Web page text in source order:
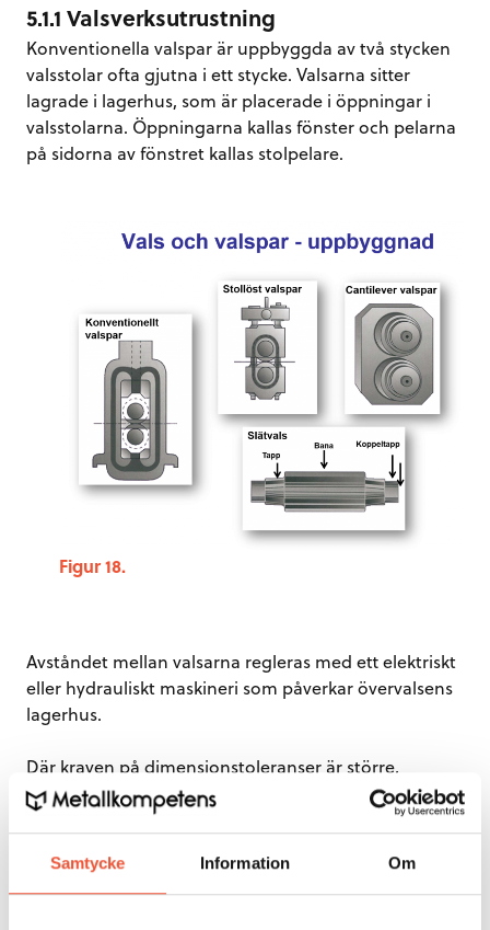
Samtycke Information Om
5.1.1 Valsverksutrustning
Konventionella valspar är uppbyggda av två stycken
valsstolar ofta gjutna i ett stycke. Valsarna sitter
lagrade i lagerhus, som är placerade i öppningar i
valsstolarna. Öppningarna kallas fönster och pelarna
på sidorna av fönstret kallas stolpelare.
Figur 18.
Avståndet mellan valsarna regleras med ett elektriskt
eller hydrauliskt maskineri som påverkar övervalsens
lagerhus.
Där kraven på dimensionstoleranser är större,
används en modernare variant, det så kallade
stollösa valsparet
. Valskraften i dessa konstruktioner
låg elastisk deformation.